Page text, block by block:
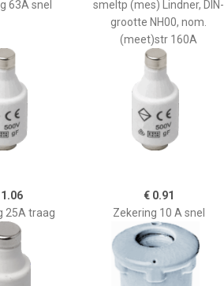
63A snel
smeltp (mes) Lindner, DIN-
grootte NH00, nom.
(meet)str 160A
25A traag
€ 0.91
Zekering 10 A snel